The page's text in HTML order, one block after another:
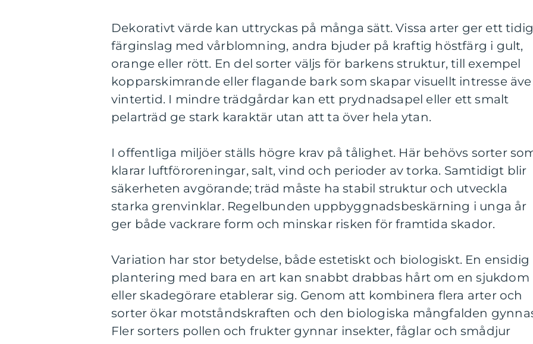
Dekorativt värde kan uttryckas på många sätt. Vissa arter ger ett
färginslag med vårblomning, andra bjuder på kraftig höstfärg i gult,
orange eller rött. En del sorter väljs för barkens struktur, till exempel
kopparskimrande eller flagande bark som skapar visuellt intresse
vintertid. I mindre trädgårdar kan ett prydnadsapel eller ett smalt
pelarträd ge stark karaktär utan att ta över hela ytan.
I offentliga miljöer ställs högre krav på tålighet. Här behövs sorter
klarar luftföroreningar, salt, vind och perioder av torka. Samtidigt blir
säkerheten avgörande; träd måste ha stabil struktur och utveckla
starka grenvinklar. Regelbunden uppbyggnadsbeskärning i unga år
ger både vackrare form och minskar risken för framtida skador.
Variation har stor betydelse, både estetiskt och biologiskt. En ensidig
plantering med bara en art kan snabbt drabbas hårt om en sjukdom
eller skadegörare etablerar sig. Genom att kombinera flera arter och
sorter ökar motståndskraften och den biologiska mångfalden
Fler sorters pollen och frukter gynnar insekter, fåglar och smådjur